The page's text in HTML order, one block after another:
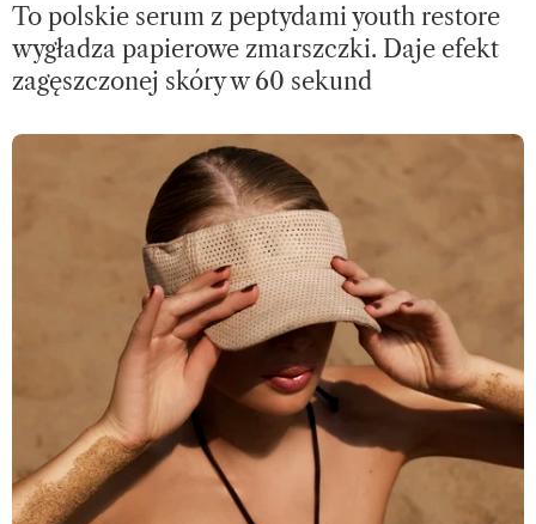
To polskie serum z peptydami youth restore
wygładza papierowe zmarszczki. Daje efekt
zagęszczonej skóry w 60 sekund